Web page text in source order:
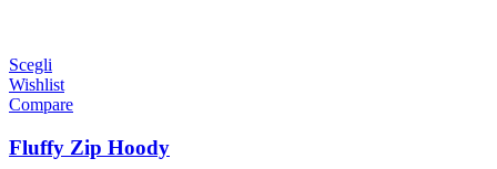
Scegli
Wishlist
Compare
Fluffy Zip Hoody